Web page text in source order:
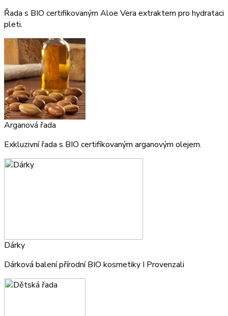
Řada s BIO certifikovaným Aloe Vera extraktem pro hydrataci
pleti.
Arganová řada
Exkluzivní řada s BIO certifikovaným arganovým olejem.
Dárky
Dárková balení přírodní BIO kosmetiky I Provenzali